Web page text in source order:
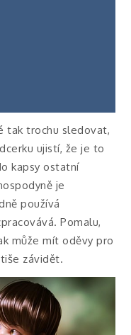
tak trochu sledovat,
ujistí, že je to
kapsy ostatní
je
používá
Pomalu,
může mít oděvy pro
závidět.